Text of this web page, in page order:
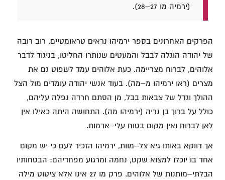
(ירמיה מו 27–28).
הפרקים האחרונים בספר ירמיהו נראים טראומטיים. רוב רובה
של יהודה הוגלה לבבל והמעטים שנותרו החליטו, בניגוד לדבר
אלוהים, לברוח מצריימה. כעת אלוהים עמד לשפוט גם את
מצרים (ראו ירמיהו מ–מה). בעוד אנשי יהודה עומדים מול הצל
ההולך וגדל של צבאות בבל, מן הסתם חרדה נפלה עליהם,
כולל על ברוך בן נריה (ירמיהו מה). התחושה היתה כאילו אין
לאן לברוח ואין מקום בטוח עלי–אדמות.
אך דווקא באותו גיא צל–מוות, ירמיהו הזכיר לעם כי יש מקום
אחד בו יוכלו למצוא שקט, נחמה ומרגוע מפחדיהם: הבטחותיו
הבלתי–מותנות של אלוהים. פרק מו 27 אינו אלא ציטוט מילה